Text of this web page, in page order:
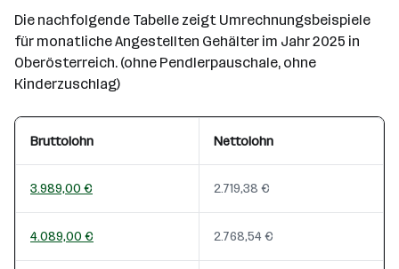
Die nachfolgende Tabelle zeigt Umrechnungsbeispiele
für monatliche Angestellten Gehälter im Jahr 2025 in
Oberösterreich. (ohne Pendlerpauschale, ohne
Kinderzuschlag)
Bruttolohn Nettolohn
3.989,00 € 2.719,38 €
4.089,00 € 2.768,54 €